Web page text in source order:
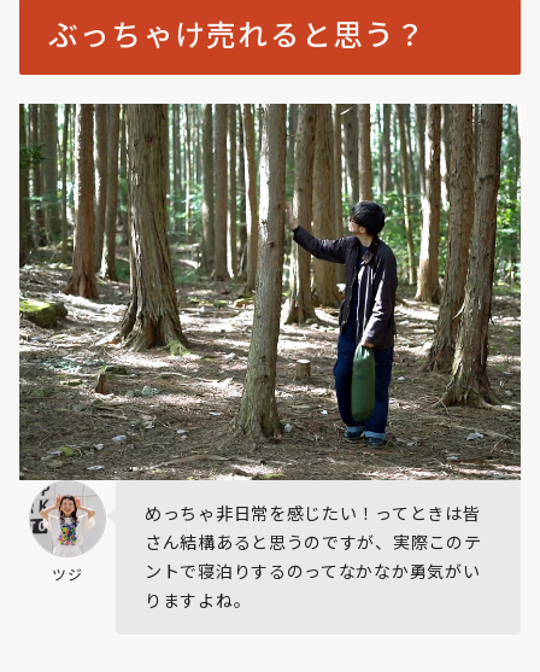
ぶっちゃけ売れると思う？
ツジ
めっちゃ非日常を感じたい！ってときは皆
さん結構あると思うのですが、実際このテ
ントで寝泊りするのってなかなか勇気がい
りますよね。